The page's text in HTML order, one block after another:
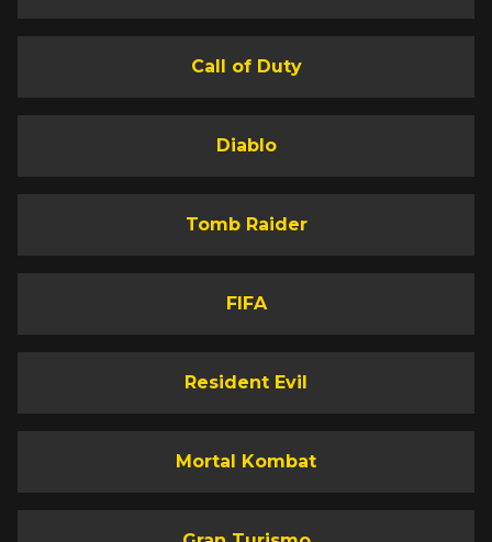
Call of Duty
Diablo
Tomb Raider
FIFA
Resident Evil
Mortal Kombat